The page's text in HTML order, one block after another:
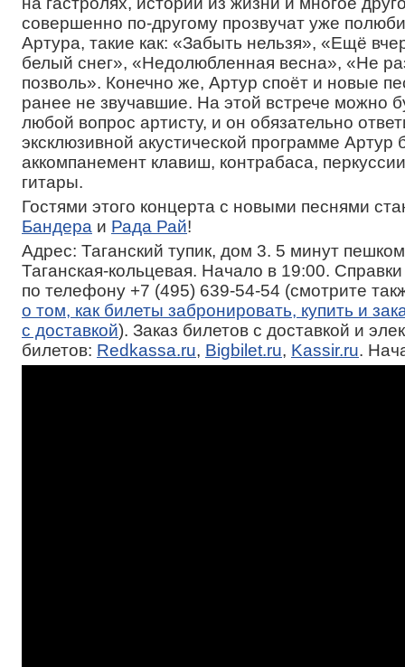
совершенно по-другому прозвучат уже
Артура, такие как: «Забыть нельзя», «Ещё
белый снег», «Недолюбленная весна», «Не
позволь». Конечно же, Артур споёт и новые
ранее не звучавшие. На этой встрече можно
любой вопрос артисту, и он обязательно
эксклюзивной акустической программе Артур
аккомпанемент клавиш, контрабаса,
гитары.
Гостями этого концерта с новыми песнями
Бандера и Рада Рай!
Адрес: Таганский тупик, дом 3. 5 минут
Таганская-кольцевая. Начало в 19:00.
по телефону +7 (495) 639-54-54 (смотрите
о том, как билеты забронировать, купить и
с доставкой). Заказ билетов с доставкой и
билетов: Redkassa.ru, Bigbilet.ru, Kassir.ru.